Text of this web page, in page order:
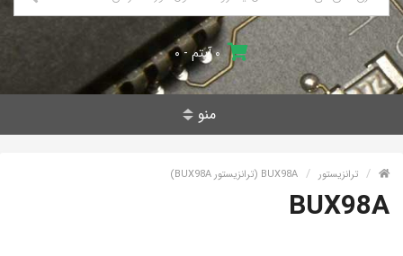
۰ آیتم - ۰
منو
ترانزیستور BUX98A (ترانزیستور BUX98A)
BUX98A